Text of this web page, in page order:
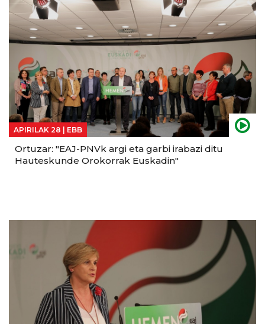
APIRILAK 28 | EBB
Ortuzar: "EAJ-PNVk argi eta garbi irabazi ditu
Hauteskunde Orokorrak Euskadin"